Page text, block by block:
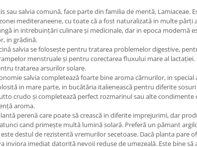
sau salvia comună, face parte din familia de mentă, Lamiaceae.
mediteraneene, cu toate că a fost naturalizată in multe părți
in intrebuințări culinare și medicinale, dar in epoca modernă
in grădină.
se folosește pentru tratarea problemelor digestive,
menstruale și pentru corectarea fluxului mare al lactației.
tratarea arsurilor solare.
salvia completează foarte bine aroma cărnurilor, in special
in mare parte, in bucătăria italienească pentru diferite
crudo și completează perfect rozmarinul sau alte condimente
aroma.
perenă care poate să crească in diferite imprejurimi, dar
cand primește multă lumină solară. Preferă un pămant
destul de rezistentă vremurilor secetoase. Dacă planta pare
inviora imediat datorită nevoii reduse de umezeală. Este bine să